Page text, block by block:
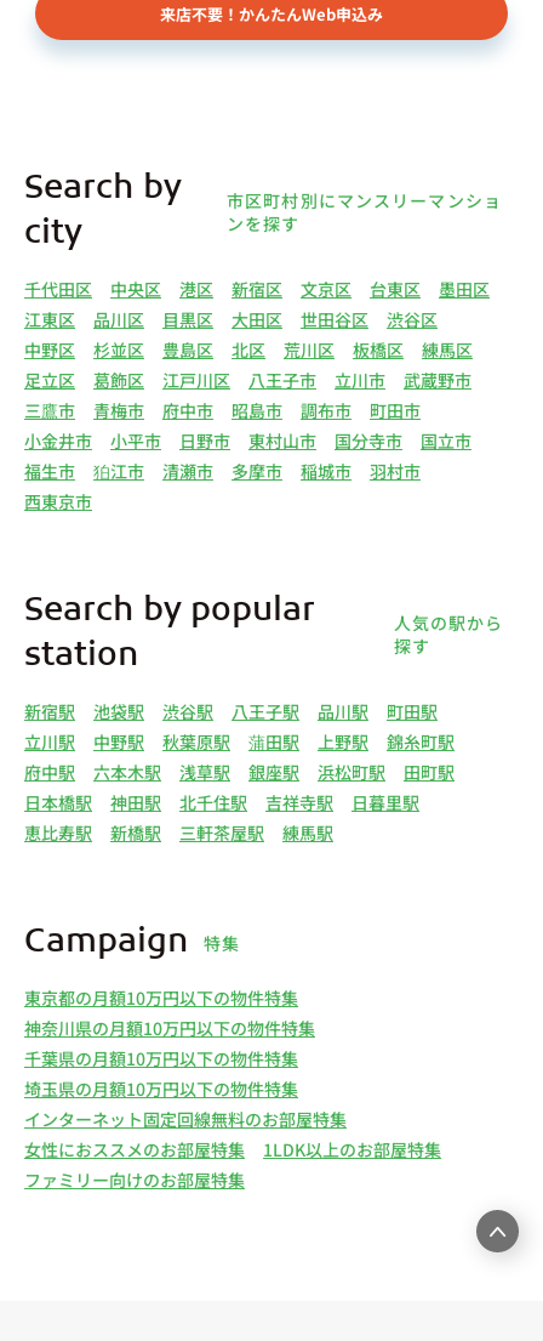
来店不要！かんたんWeb申込み
Search by
city
市区町村別にマンスリーマンショ
ンを探す
千代田区 中央区 港区 新宿区 文京区 台東区
墨田区
江東区
品川区 目黒区 大田区 世田谷区
渋谷区
中野区
杉並区 豊島区 北区 荒川区 板橋区
練馬区
足立区
葛飾区 江戸川区 八王子市 立川市
武蔵野市
三鷹市
青梅市 府中市 昭島市 調布市
町田市
小金井市
小平市 日野市 東村山市 国分寺市
国立市
福生市
狛江市 清瀬市 多摩市 稲城市
羽村市
西東京市
Search by popular
station
人気の駅から
探す
新宿駅 池袋駅 渋谷駅 八王子駅 品川駅
町田駅
立川駅
中野駅 秋葉原駅 蒲田駅 上野駅
錦糸町駅
府中駅
六本木駅 浅草駅 銀座駅 浜松町駅
田町駅
日本橋駅
神田駅 北千住駅 吉祥寺駅
日暮里駅
恵比寿駅
新橋駅 三軒茶屋駅 練馬駅
Campaign 特集
東京都の月額10万円以下の物件特集
神奈川県の月額10万円以下の物件特集
千葉県の月額10万円以下の物件特集
埼玉県の月額10万円以下の物件特集
インターネット固定回線無料のお部屋特集
女性におススメのお部屋特集
1LDK以上のお部屋特集
ファミリー向けのお部屋特集